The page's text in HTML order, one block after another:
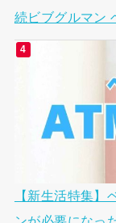
続ビブグルマン
【新生活特集】